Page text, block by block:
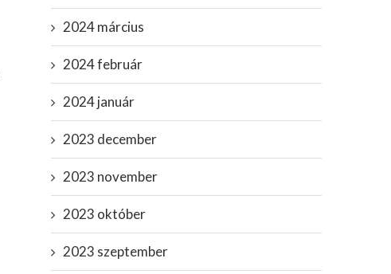
2024 március
2024 február
2024 január
2023 december
2023 november
2023 október
2023 szeptember